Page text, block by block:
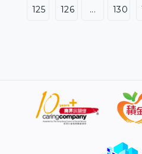
洋一帶，中央司令部指是自
開放的大洋，我國海軍正沒遲
司令部對所有港口維持嚴格封
針對任何船隻和任何國籍，來
較早前先後與巴基斯坦副總理
125 126 ... 130